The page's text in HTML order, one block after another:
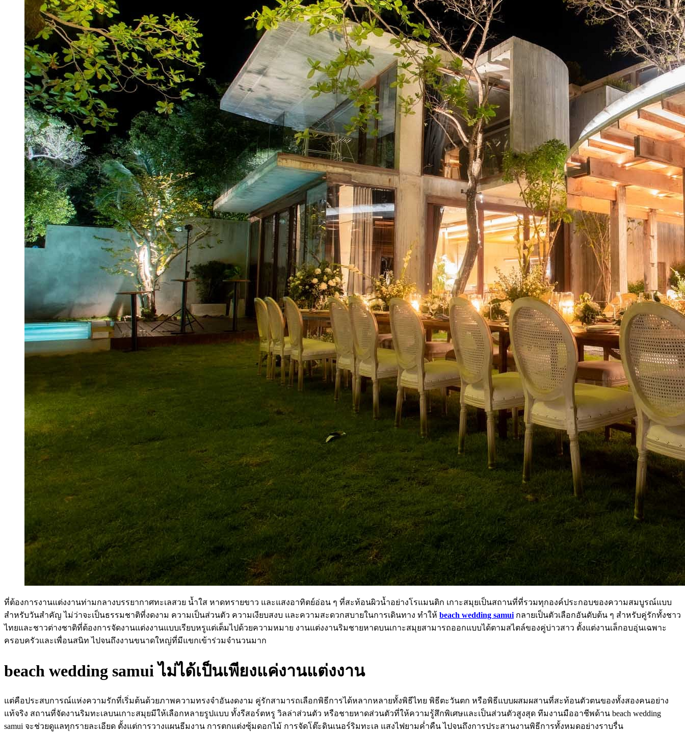
ที่ต้องการงานแต่งงานท่ามกลางบรรยากาศทะเลสวย น้ำใส หาดทรายขาว และแสงอาทิตย์อ่อน ๆ ที่สะท้อนผิวน้ำอย่างโรแมนติก เกาะสมุยเป็นสถานที่ที่รวมทุกองค์ประกอบของความสมบูรณ์แบบ
สำหรับวันสำคัญ ไม่ว่าจะเป็นธรรมชาติที่งดงาม ความเป็นส่วนตัว ความเงียบสงบ และความสะดวกสบายในการเดินทาง ทำให้ beach wedding samui กลายเป็นตัวเลือกอันดับต้น ๆ สำหรับคู่รักทั้งชาว
ไทยและชาวต่างชาติที่ต้องการจัดงานแต่งงานแบบเรียบหรูแต่เต็มไปด้วยความหมาย งานแต่งงานริมชายหาดบนเกาะสมุยสามารถออกแบบได้ตามสไตล์ของคู่บ่าวสาว ตั้งแต่งานเล็กอบอุ่นเฉพาะ
ครอบครัวและเพื่อนสนิท ไปจนถึงงานขนาดใหญ่ที่มีแขกเข้าร่วมจำนวนมาก
beach wedding samui ไม่ได้เป็นเพียงแค่งานแต่งงาน
แต่คือประสบการณ์แห่งความรักที่เริ่มต้นด้วยภาพความทรงจำอันงดงาม คู่รักสามารถเลือกพิธีการได้หลากหลายทั้งพิธีไทย พิธีตะวันตก หรือพิธีแบบผสมผสานที่สะท้อนตัวตนของทั้งสองคนอย่าง
แท้จริง สถานที่จัดงานริมทะเลบนเกาะสมุยมีให้เลือกหลายรูปแบบ ทั้งรีสอร์ตหรู วิลล่าส่วนตัว หรือชายหาดส่วนตัวที่ให้ความรู้สึกพิเศษและเป็นส่วนตัวสูงสุด ทีมงานมืออาชีพด้าน beach wedding
samui จะช่วยดูแลทุกรายละเอียด ตั้งแต่การวางแผนธีมงาน การตกแต่งซุ้มดอกไม้ การจัดโต๊ะดินเนอร์ริมทะเล แสงไฟยามค่ำคืน ไปจนถึงการประสานงานพิธีการทั้งหมดอย่างราบรื่น